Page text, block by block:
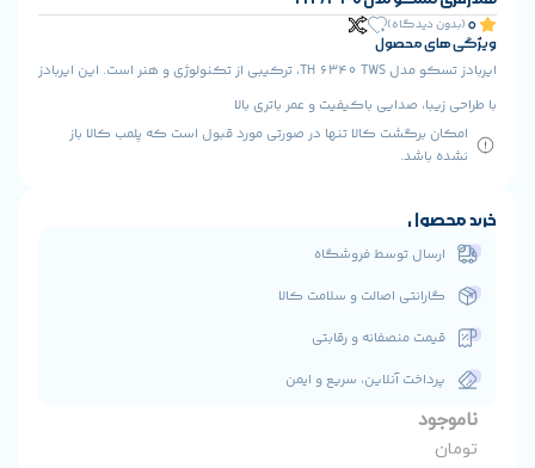
ایربادز تسکو مدل TH 6340 TWS، ترکیبی از تکنولوژی و هنر است. این ایربادز
و عمر باتری بالا
تنها در صورتی مورد قبول است که پلمب کالا باز
فروشگاه
و سلامت کالا
و رقابتی
سریع و ایمن